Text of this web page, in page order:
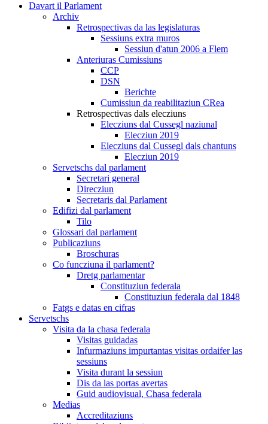
Davart il Parlament
Archiv
Retrospectivas da las legislaturas
Sessiuns extra muros
Sessiun d'atun 2006 a Flem
Anteriuras Cumissiuns
CCP
DSN
Berichte
Cumissiun da reabilitaziun CRea
Retrospectivas dals elecziuns
Elecziuns dal Cussegl naziunal
Elecziun 2019
Elecziuns dal Cussegl dals chantuns
Elecziun 2019
Servetschs dal parlament
Secretari general
Direcziun
Secretaris dal Parlament
Edifizi dal parlament
Tilo
Glossari dal parlament
Publicaziuns
Broschuras
Co funcziuna il parlament?
Dretg parlamentar
Constituziun federala
Constituziun federala dal 1848
Fatgs e datas en cifras
Servetschs
Visita da la chasa federala
Visitas guidadas
Infurmaziuns impurtantas visitas ordaifer las
sessiuns
Visita durant la sessiun
Dis da las portas avertas
Guid audiovisual, Chasa federala
Medias
Accreditaziuns